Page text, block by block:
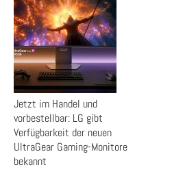
Jetzt im Handel und
vorbestellbar: LG gibt
Verfügbarkeit der neuen
UltraGear Gaming-Monitore
bekannt